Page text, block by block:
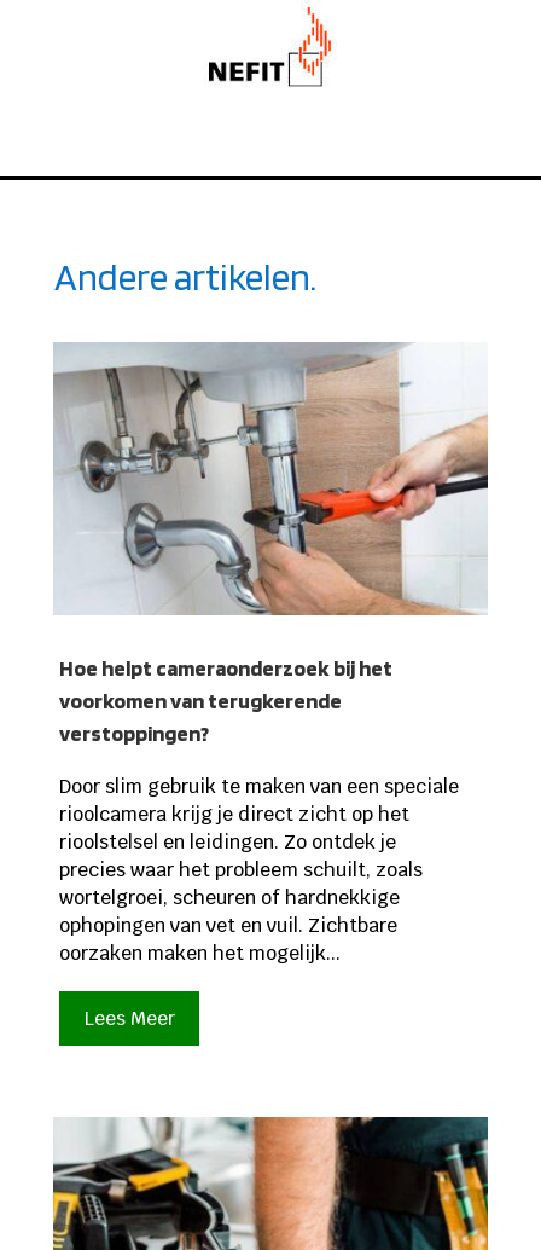
Andere artikelen.
Hoe helpt cameraonderzoek bij het
voorkomen van terugkerende
verstoppingen?
Door slim gebruik te maken van een speciale
rioolcamera krijg je direct zicht op het
rioolstelsel en leidingen. Zo ontdek je
precies waar het probleem schuilt, zoals
wortelgroei, scheuren of hardnekkige
ophopingen van vet en vuil. Zichtbare
oorzaken maken het mogelijk...
Lees Meer